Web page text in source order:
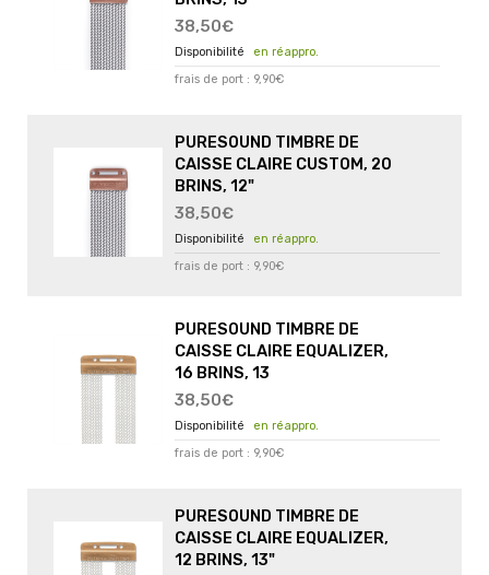
38,50€
en réappro.
frais de port : 9,90€
PURESOUND TIMBRE DE
CAISSE CLAIRE CUSTOM, 20
BRINS, 12"
38,50€
en réappro.
frais de port : 9,90€
PURESOUND TIMBRE DE
CAISSE CLAIRE EQUALIZER,
16 BRINS, 13
38,50€
en réappro.
frais de port : 9,90€
PURESOUND TIMBRE DE
CAISSE CLAIRE EQUALIZER,
12 BRINS, 13"